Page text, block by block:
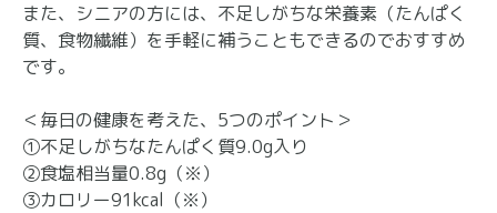
また、シニアの方には、不足しがちな栄養素（たんぱく
質、食物繊維）を手軽に補うこともできるのでおすすめ
です。
＜毎日の健康を考えた、5つのポイント＞
①不足しがちなたんぱく質9.0g入り
②食塩相当量0.8g（※）
③カロリー91kcal（※）